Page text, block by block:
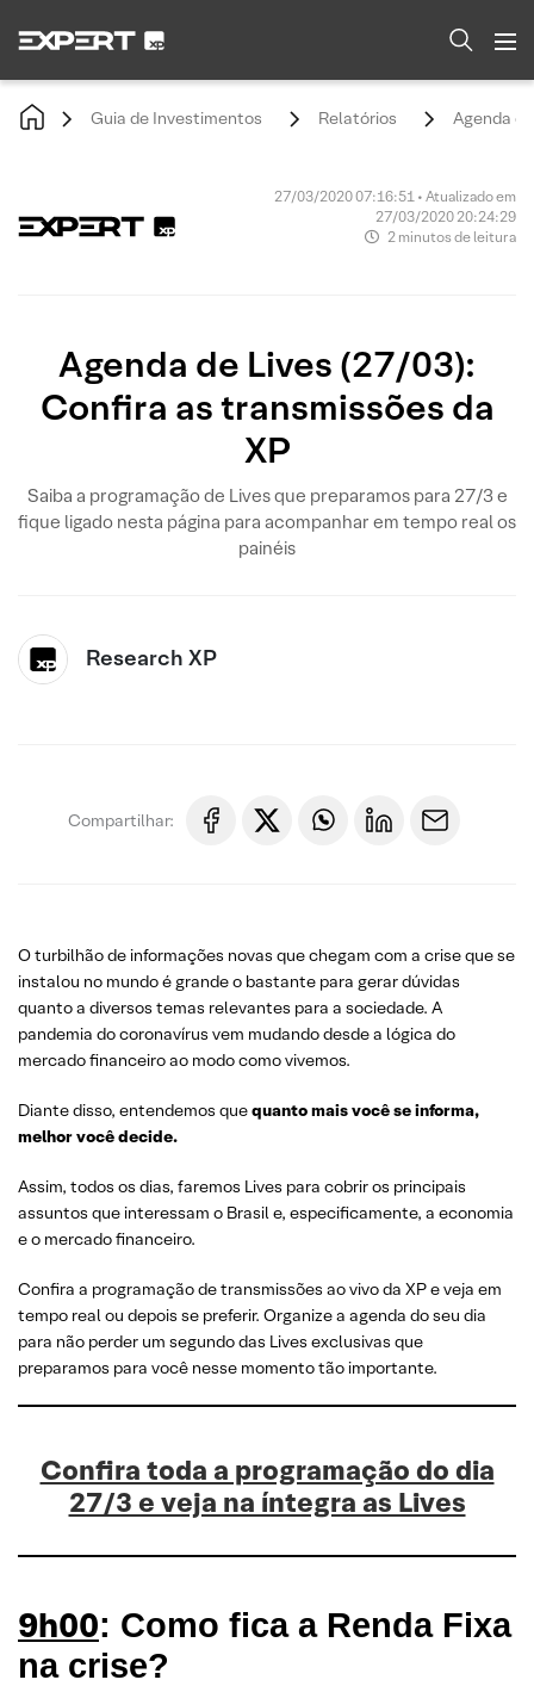
Guia de Investimentos Relatórios Agenda
27/03/2020 07:16:51 • Atualizado em
27/03/2020 20:24:29
2 minutos de leitura
Agenda de Lives (27/03):
Confira as transmissões da
XP
Saiba a programação de Lives que preparamos para 27/3 e
fique ligado nesta página para acompanhar em tempo real os
painéis
Research XP
Compartilhar:
O turbilhão de informações novas que chegam com a crise que se
instalou no mundo é grande o bastante para gerar dúvidas
quanto a diversos temas relevantes para a sociedade. A
pandemia do coronavírus vem mudando desde a lógica do
mercado financeiro ao modo como vivemos.
Diante disso, entendemos quequanto mais você se informa,
melhor você decide.
Assim, todos os dias, faremos Lives para cobrir os principais
assuntos que interessam o Brasil e, especificamente, a economia
e o mercado financeiro.
Confira a programação de transmissões ao vivo da XP e veja em
tempo real ou depois se preferir. Organize a agenda do seu dia
para não perder um segundo das Lives exclusivas que
preparamos para você nesse momento tão importante.
Confira toda a programação do dia
27/3 e veja na íntegra as Lives
9h00: Como fica a Renda Fixa
na crise?